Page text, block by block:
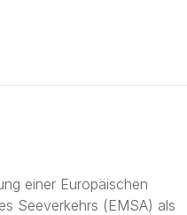
einer Europäischen
Seeverkehrs (EMSA) als